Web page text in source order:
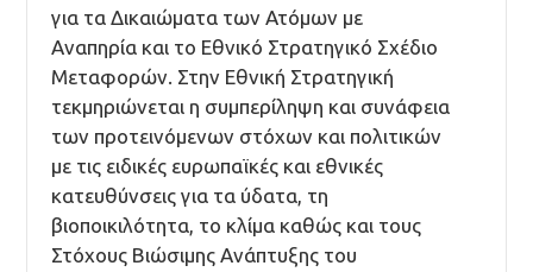
για τα Δικαιώματα των Ατόμων με
Αναπηρία και το Εθνικό Στρατηγικό Σχέδιο
Μεταφορών. Στην Εθνική Στρατηγική
τεκμηριώνεται η συμπερίληψη και συνάφεια
των προτεινόμενων στόχων και πολιτικών
με τις ειδικές ευρωπαϊκές και εθνικές
κατευθύνσεις για τα ύδατα, τη
βιοποικιλότητα, το κλίμα καθώς και τους
Στόχους Βιώσιμης Ανάπτυξης του